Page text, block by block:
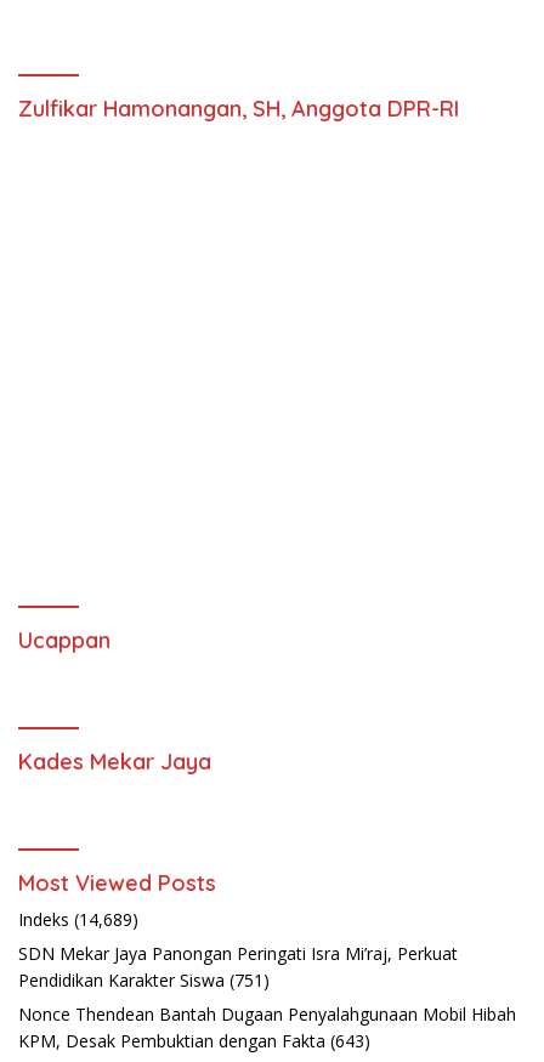
Zulfikar Hamonangan, SH, Anggota DPR-RI
Ucappan
Kades Mekar Jaya
Most Viewed Posts
Indeks (14,689)
SDN Mekar Jaya Panongan Peringati Isra Mi’raj, Perkuat
Pendidikan Karakter Siswa (751)
Nonce Thendean Bantah Dugaan Penyalahgunaan Mobil Hibah
KPM, Desak Pembuktian dengan Fakta (643)